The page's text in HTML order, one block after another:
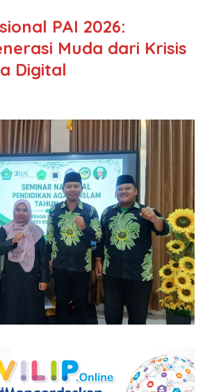
PAI 2026:
Muda dari Krisis
Digital